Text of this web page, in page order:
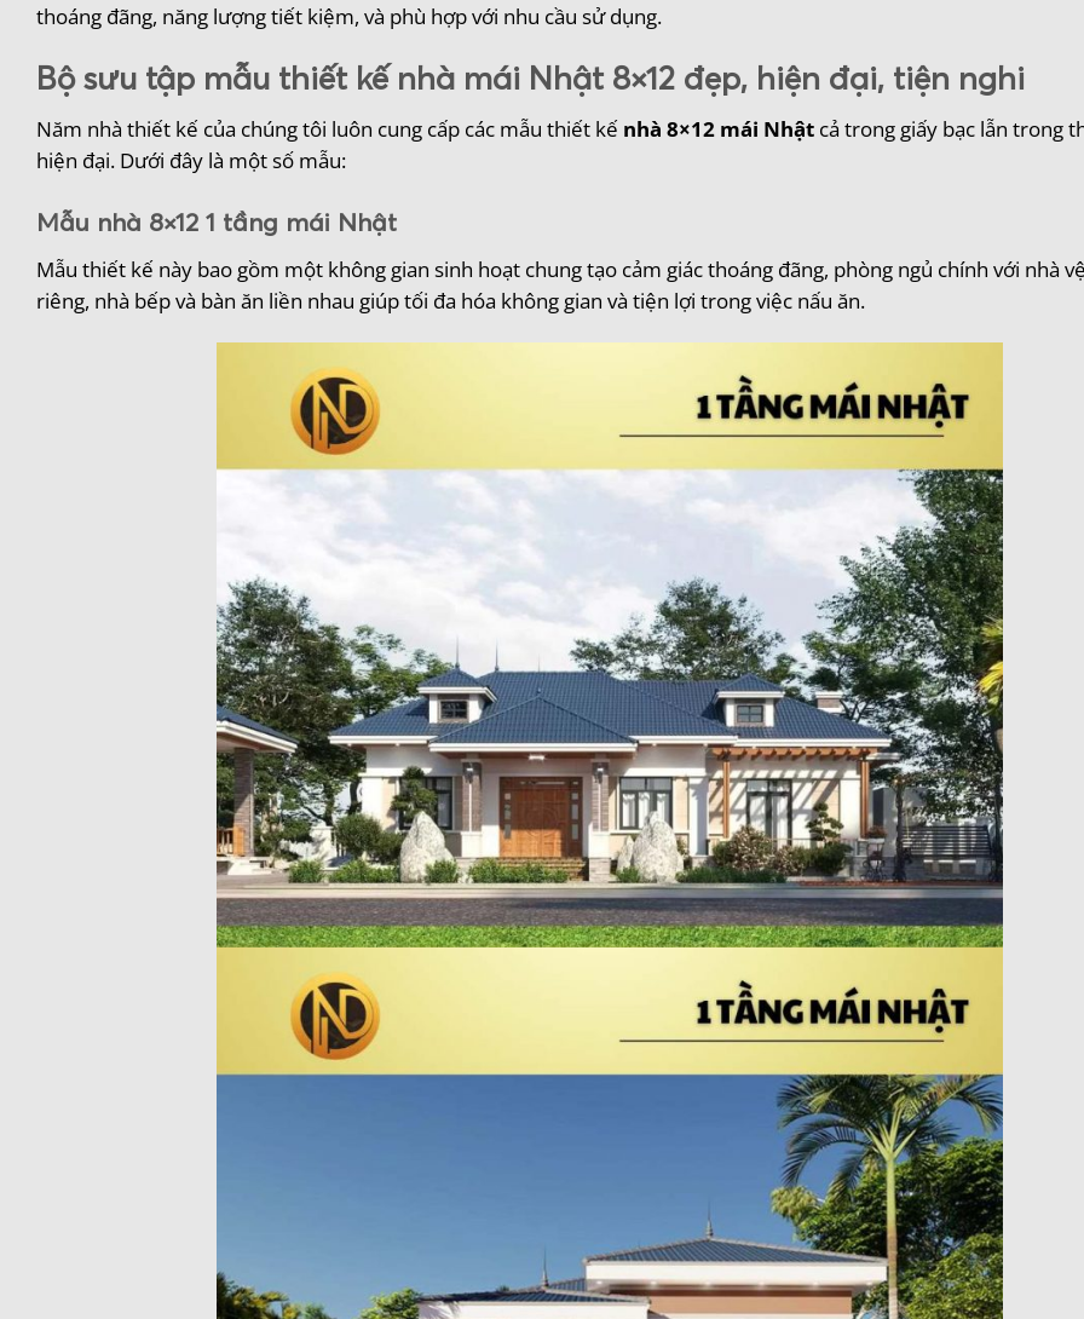
thoáng đãng, năng lượng tiết kiệm, và phù hợp với nhu cầu sử dụng.
Bộ sưu tập mẫu thiết kế nhà mái Nhật 8×12 đẹp, hiện đại, tiện nghi
Năm nhà thiết kế của chúng tôi luôn cung cấp các mẫu thiết kế nhà 8×12 mái Nhật cả trong giấy bạc lẫn trong
hiện đại. Dưới đây là một số mẫu:
Mẫu nhà 8×12 1 tầng mái Nhật
Mẫu thiết kế này bao gồm một không gian sinh hoạt chung tạo cảm giác thoáng đãng, phòng ngủ chính với nhà
riêng, nhà bếp và bàn ăn liền nhau giúp tối đa hóa không gian và tiện lợi trong việc nấu ăn.